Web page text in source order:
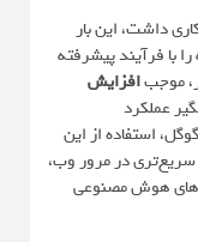
داشت، این بار
با فرآیند پیشرفته
موجبافزایش
عملکرد
استفاده از این
پیکسل 10 پاسخ‌دهی سریع‌تری در مرور وب،
هوش مصنوعی